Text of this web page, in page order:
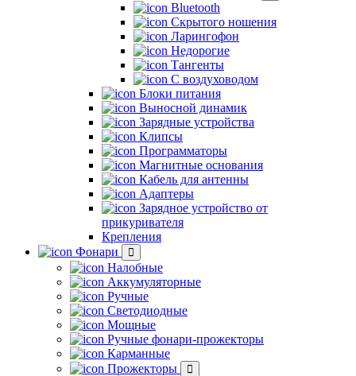
Bluetooth
Скрытого ношения
Ларингофон
Недорогие
Тангенты
С воздуховодом
Блоки питания
Выносной динамик
Зарядные устройства
Клипсы
Программаторы
Магнитные основания
Кабель для антенны
Адаптеры
Зарядное устройство от
прикуривателя
Крепления
Фонари
Налобные
Аккумуляторные
Ручные
Светодиодные
Мощные
Ручные фонари-прожекторы
Карманные
Прожекторы